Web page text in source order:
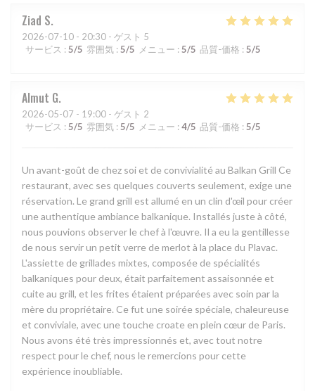
Ziad S
2026-07-10 - 20:30 - ゲスト 5
サービス : 5/5 雰囲気 : 5/5 メニュー : 5/5 品質-価格 : 5/5
Almut G
2026-05-07 - 19:00 - ゲスト 2
サービス : 5/5 雰囲気 : 5/5 メニュー : 4/5 品質-価格 : 5/5
Un avant-goût de chez soi et de convivialité au Balkan Grill Ce
restaurant, avec ses quelques couverts seulement, exige une
réservation. Le grand grill est allumé en un clin d'œil pour créer
une authentique ambiance balkanique. Installés juste à côté,
nous pouvions observer le chef à l'œuvre. Il a eu la gentillesse
de nous servir un petit verre de merlot à la place du Plavac.
L'assiette de grillades mixtes, composée de spécialités
balkaniques pour deux, était parfaitement assaisonnée et
cuite au grill, et les frites étaient préparées avec soin par la
mère du propriétaire. Ce fut une soirée spéciale, chaleureuse
et conviviale, avec une touche croate en plein cœur de Paris.
Nous avons été très impressionnés et, avec tout notre
respect pour le chef, nous le remercions pour cette
expérience inoubliable.